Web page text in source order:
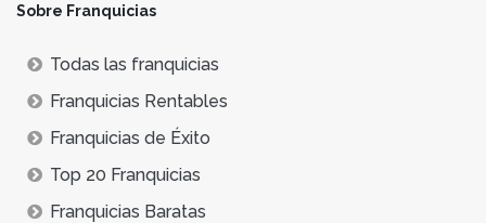
Sobre Franquicias
Todas las franquicias
Franquicias Rentables
Franquicias de Éxito
Top 20 Franquicias
Franquicias Baratas